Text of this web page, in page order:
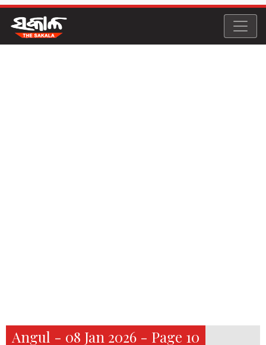
Angul - 08 Jan 2026 - Page 10